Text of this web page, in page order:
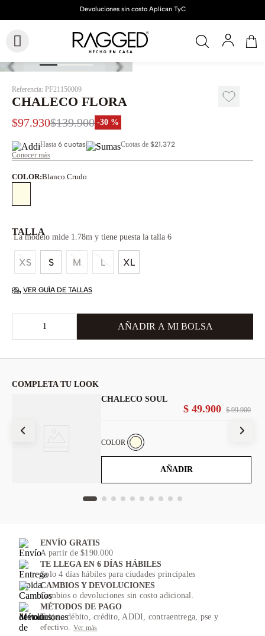
Referencia: PF21150009
CHALECO FLORA
$97.930$139.900 -30 %
Hasta 6 cuotas Cuotas de $21.372
Conocer más
COLOR:Blanco Crudo
TALLA
XS S M L XL
La modelo mide 1.78m y tiene puesta la talla 6
VER GUÍA DE TALLAS
COMPLETA TU LOOK
CHALECO SOUL
$ 99.900
$ 49.900
COLOR
AÑADIR
ENVÍO GRATIS
A partir de $190.000
TE LLEGA EN 6 DÍAS HÁBILES
Solo 4 días hábiles para ciudades principales
CAMBIOS Y DEVOLUCIONES
Cambios o devoluciones sin costo adicional.
MÉTODOS DE PAGO
Tarjeta débito, crédito, ADDI, contraentrega, pse y
efectivo. Ver más